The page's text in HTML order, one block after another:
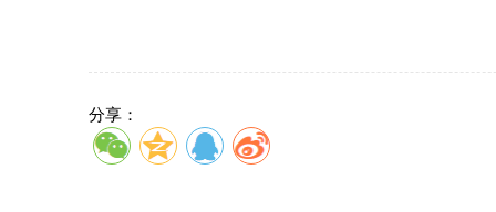
分享：